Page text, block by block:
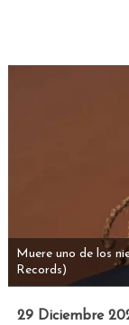
Muere uno de los
Records)
29 Diciembre